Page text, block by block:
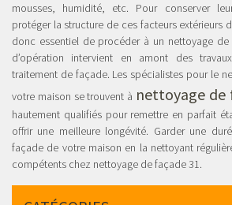
mousses, humidité, etc. Pour conserver
protéger la structure de ces facteurs extérieurs
donc essentiel de procéder à un nettoyage de
d’opération intervient en amont des
traitement de façade. Les spécialistes pour le
votre maison se trouvent à nettoyage de
hautement qualifiés pour remettre en parfait
offrir une meilleure longévité. Garder une
façade de votre maison en la nettoyant
compétents chez nettoyage de façade 31.